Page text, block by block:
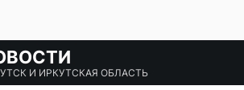
И ИРКУТСКАЯ ОБЛАСТЬ